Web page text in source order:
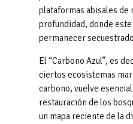
plataformas abisales de
profundidad, donde
permanecer
El “Carbono Azul”, es
ciertos ecosistemas
carbono, vuelve
restauración de los
un mapa reciente de la